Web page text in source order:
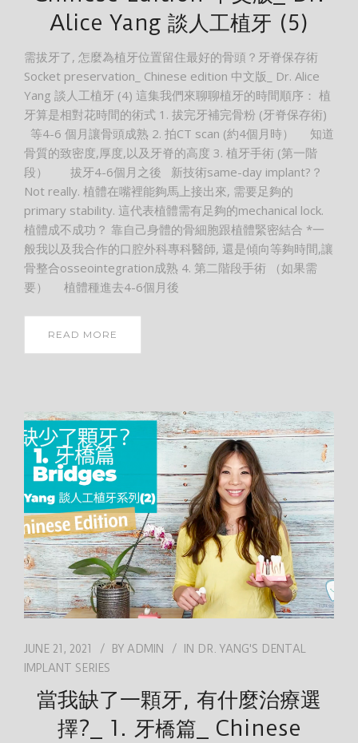
Alice Yang 談人工植牙 (5)
需拔牙了, 怎麼為植牙位置留住最好的骨頭？牙脊保存術
Socket preservation_ Chinese edition 中文版_ Dr. Alice
Yang 談人工植牙 (4) 這集我們來聊聊植牙的時間順序： 植
牙算是相對花時間的術式 1. 拔完牙補完骨粉 (牙脊保存術)
等4-6 個月讓骨頭成熟 2. 拍CT scan (約4個月時） 知道
骨質的致密度,厚度,以及牙脊的高度 3. 植牙手術 (第一階
段） 拔牙4-6個月之後 新技術same-day implant?？
Not really. 植體在嘴裡能夠馬上接出來, 需要足夠的
primary stability. 這代表植體需有足夠的mechanical lock.
植體成不成功？ 靠自己身體的骨細胞跟植體緊密結合 *一
般我以及我合作的口腔外科專科醫師, 還是傾向等夠時間,讓
骨整合osseointegration成熟 4. 第二階段手術 （如果需
要） 植體種進去4-6個月後
READ MORE
JUNE 21, 2021 BY ADMIN IN DR. YANG'S DENTAL
IMPLANT SERIES
當我缺了一顆牙, 有什麼治療選
擇?_ 1. 牙橋篇_ Chinese